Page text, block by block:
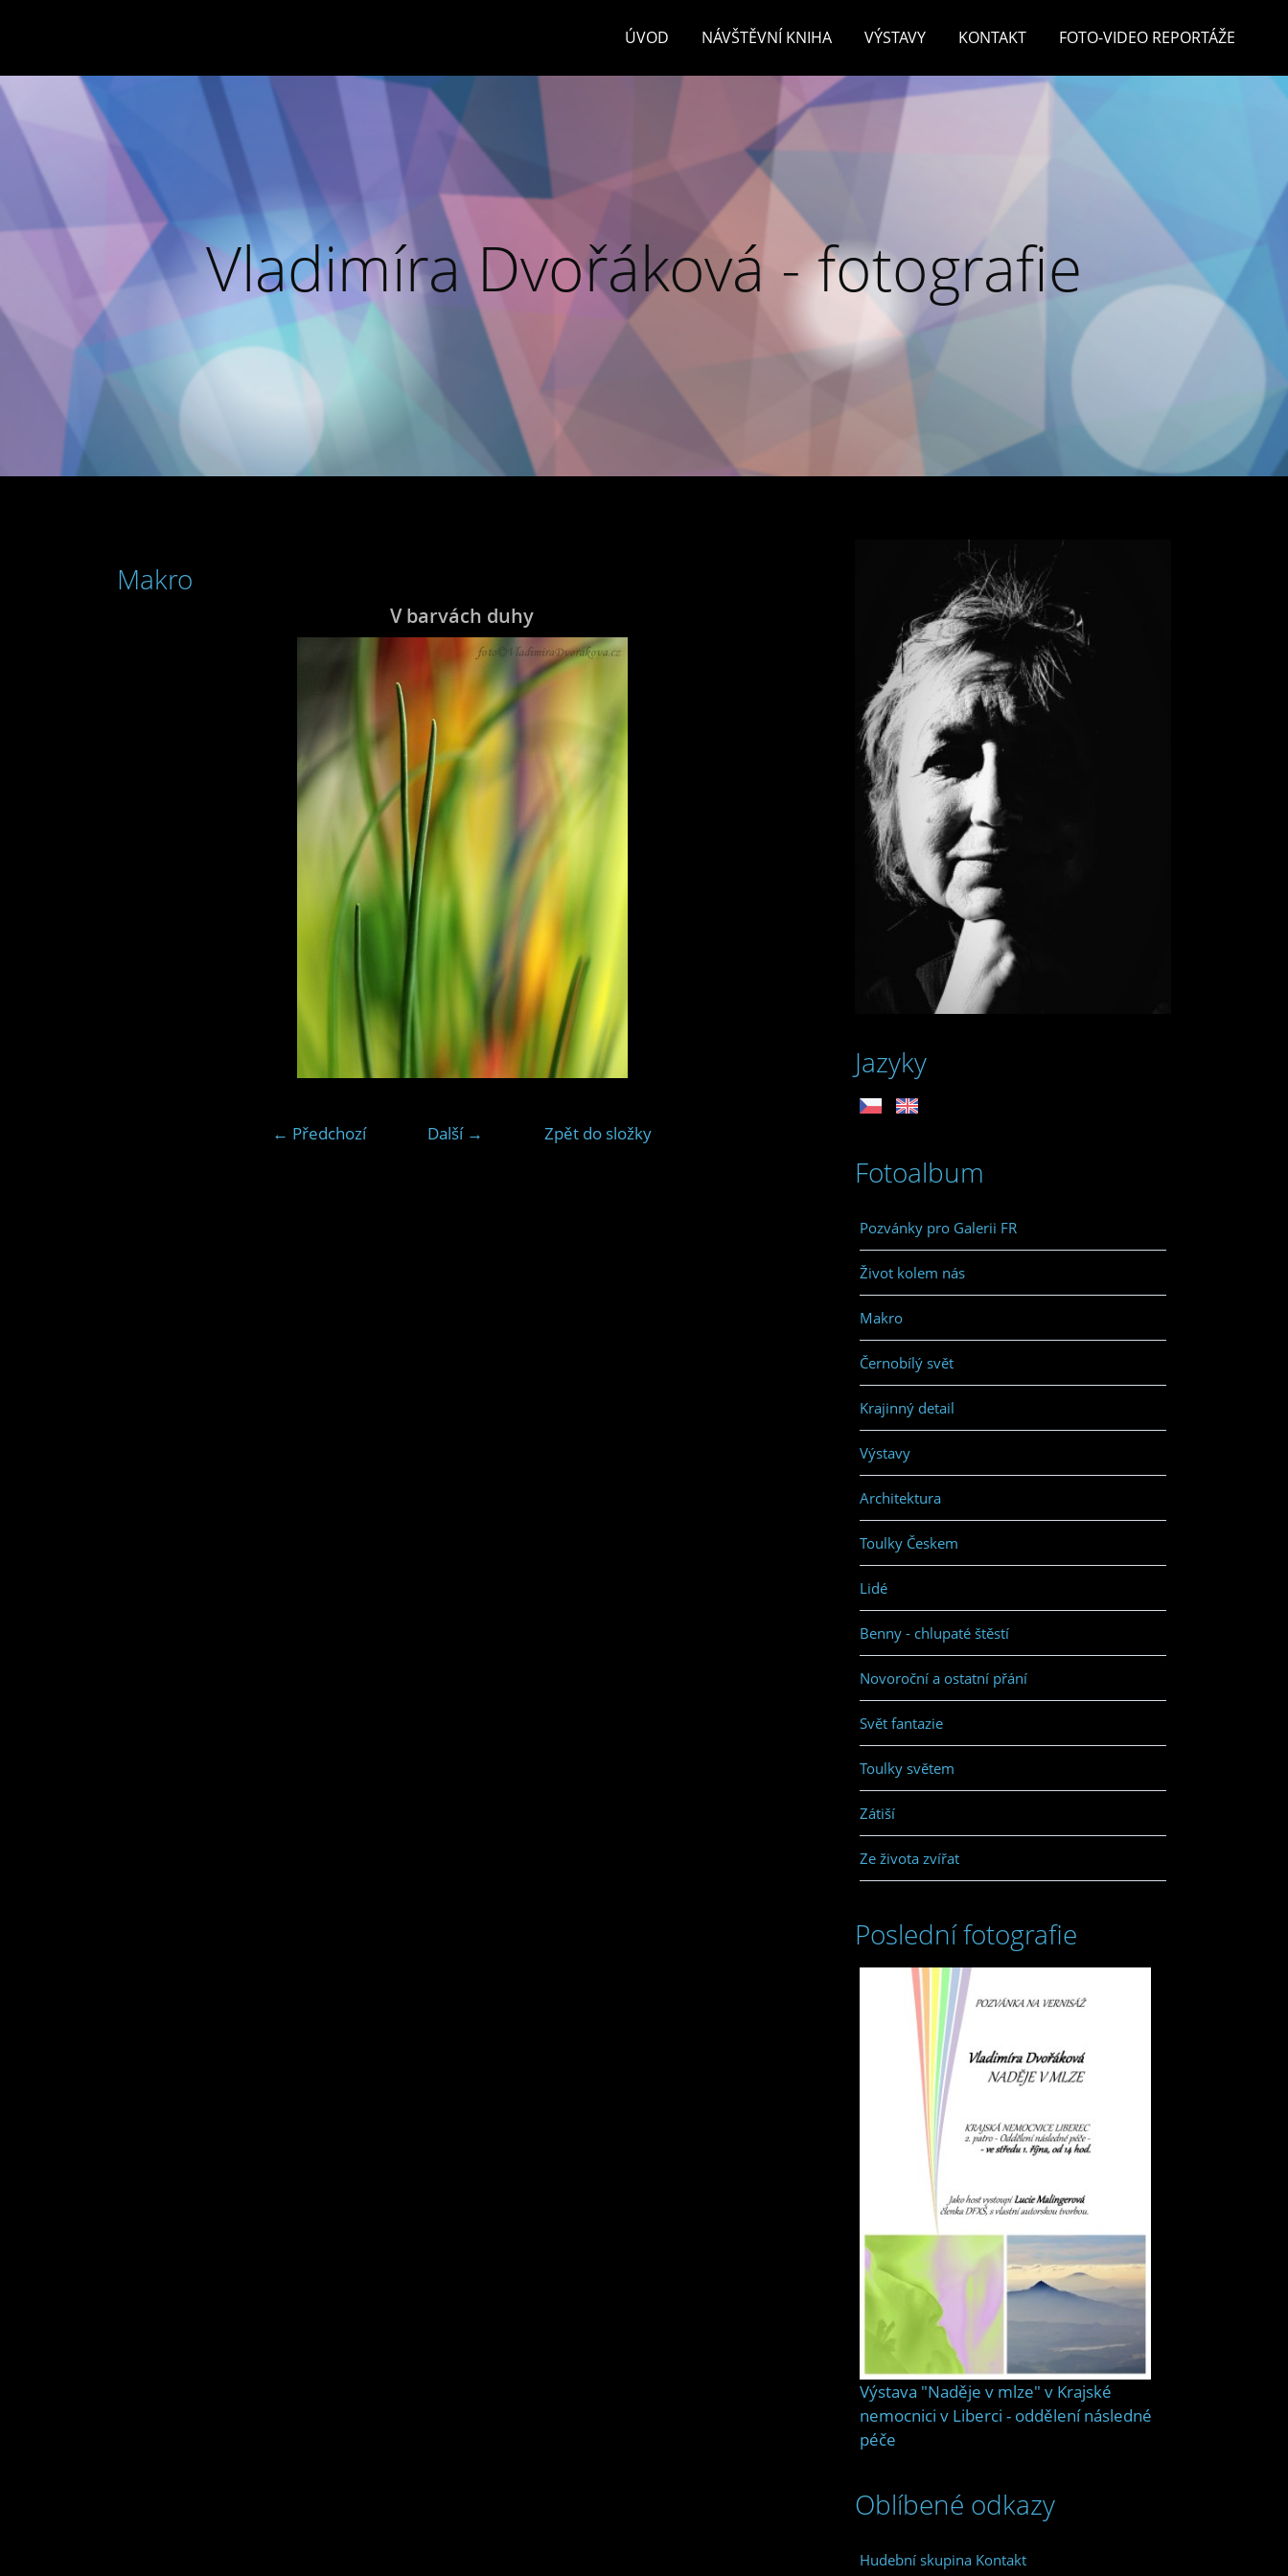
ÚVOD NÁVŠTĚVNÍ KNIHA VÝSTAVY KONTAKT FOTO-VIDEO REPORTÁŽE
Vladimíra Dvořáková - fotografie
Makro
V barvách duhy
← Předchozí Další → Zpět do složky
Jazyky
Fotoalbum
Pozvánky pro Galerii FR
Život kolem nás
Makro
Černobílý svět
Krajinný detail
Výstavy
Architektura
Toulky Českem
Lidé
Benny - chlupaté štěstí
Novoroční a ostatní přání
Svět fantazie
Toulky světem
Zátiší
Ze života zvířat
Poslední fotografie
Výstava "Naděje v mlze" v Krajské
nemocnici v Liberci - oddělení následné
péče
Oblíbené odkazy
Hudební skupina Kontakt